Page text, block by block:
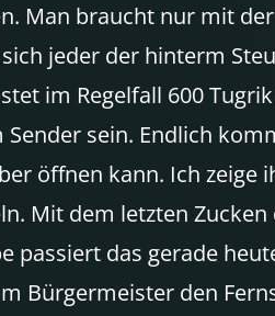
Man braucht nur mit
jeder der hinterm
im Regelfall 600
sein. Endlich
öffnen kann. Ich
Mit dem letzten
passiert das gerade
Bürgermeister den